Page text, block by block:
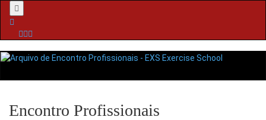
Menu
Encontro Profissionais